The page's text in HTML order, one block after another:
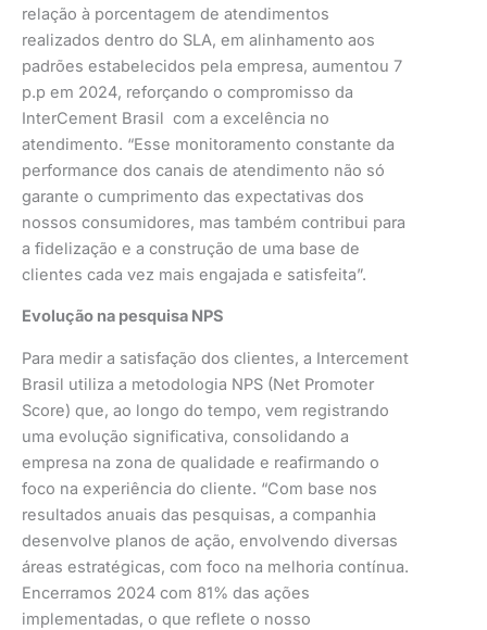
relação à porcentagem de atendimentos
realizados dentro do SLA, em alinhamento aos
padrões estabelecidos pela empresa, aumentou 7
p.p em 2024, reforçando o compromisso da
InterCement Brasil com a excelência no
atendimento. “Esse monitoramento constante da
performance dos canais de atendimento não só
garante o cumprimento das expectativas dos
nossos consumidores, mas também contribui para
a fidelização e a construção de uma base de
clientes cada vez mais engajada e satisfeita”.
Evolução na pesquisa NPS
Para medir a satisfação dos clientes, a Intercement
Brasil utiliza a metodologia NPS (Net Promoter
Score) que, ao longo do tempo, vem registrando
uma evolução significativa, consolidando a
empresa na zona de qualidade e reafirmando o
foco na experiência do cliente. “Com base nos
resultados anuais das pesquisas, a companhia
desenvolve planos de ação, envolvendo diversas
áreas estratégicas, com foco na melhoria contínua.
Encerramos 2024 com 81% das ações
implementadas, o que reflete o nosso